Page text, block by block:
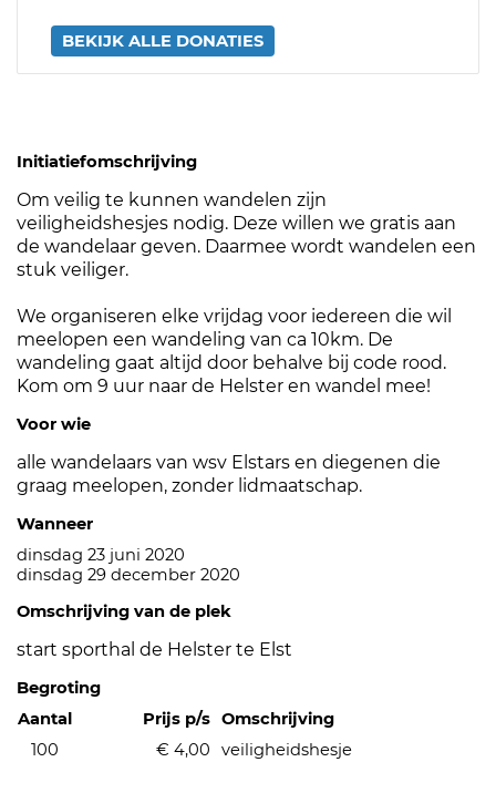
BEKIJK ALLE DONATIES
Initiatiefomschrijving
Om veilig te kunnen wandelen zijn
veiligheidshesjes nodig. Deze willen we gratis aan
de wandelaar geven. Daarmee wordt wandelen een
stuk veiliger.
We organiseren elke vrijdag voor iedereen die wil
meelopen een wandeling van ca 10km. De
wandeling gaat altijd door behalve bij code rood.
Kom om 9 uur naar de Helster en wandel mee!
Voor wie
alle wandelaars van wsv Elstars en diegenen die
graag meelopen, zonder lidmaatschap.
Wanneer
dinsdag 23 juni 2020
dinsdag 29 december 2020
Omschrijving van de plek
start sporthal de Helster te Elst
Begroting
Aantal
Prijs p/s Omschrijving
100
€ 4,00 veiligheidshesje